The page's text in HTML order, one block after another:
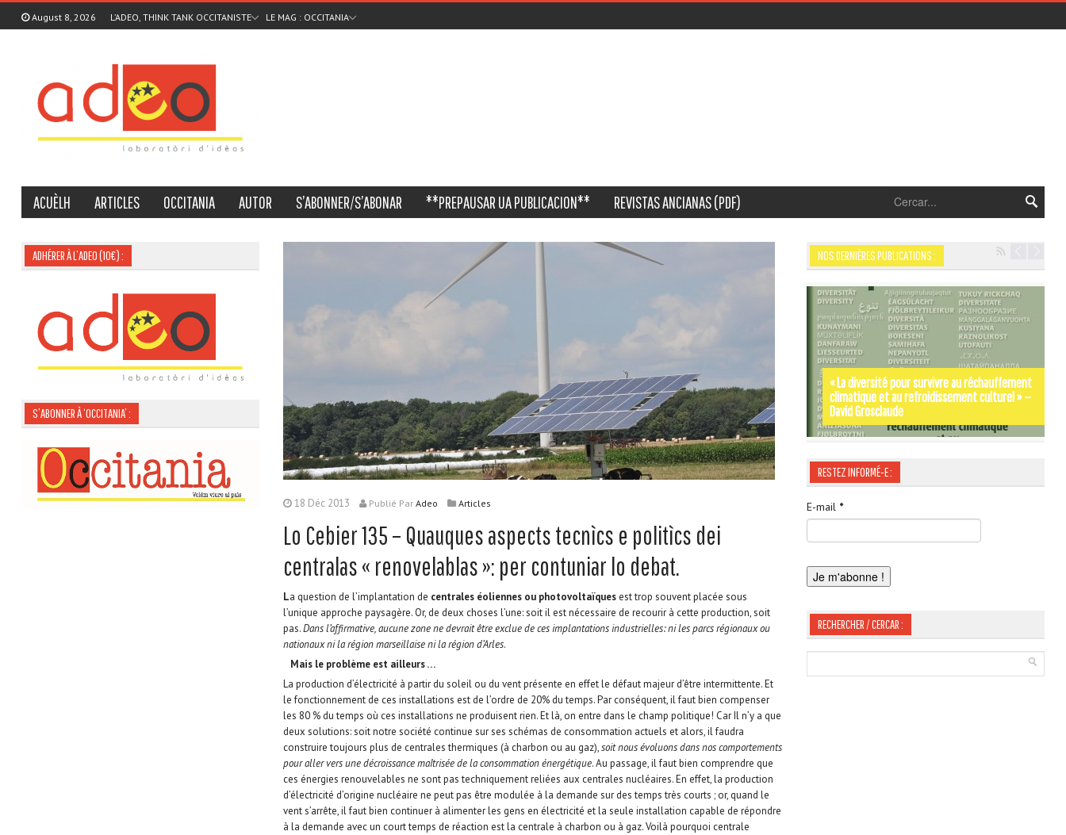
August 8, 2026 L’ADEO, THINK TANK OCCITANISTE LE MAG : OCCITANIA
ACUÈLH ARTICLES OCCITANIA AUTOR S’ABONNER/S’ABONAR **PREPAUSAR UA PUBLICACION** REVISTAS ANCIANAS (PDF)
ADHÉRER À L’ADEO (10€) :
S’ABONNER À ‘OCCITANIA’ :
18 Déc 2013 Publié Par Adeo Articles
Lo Cebier 135 – Quauques aspects tecnìcs e politìcs dei
centralas « renovelablas »: per contuniar lo debat.
La question de l’implantation de centrales éoliennes ou photovoltaïques est trop souvent placée sous
l’unique approche paysagère. Or, de deux choses l’une: soit il est nécessaire de recourir à cette production, soit
pas.Dans l’affirmative, aucune zone ne devrait être exclue de ces implantations industrielles: ni les parcs régionaux ou
nationaux ni la région marseillaise ni la région d’Arles.
Mais le problème est ailleurs …
La production d’électricité à partir du soleil ou du vent présente en effet le défaut majeur d’être intermittente. Et
le fonctionnement de ces installations est de l’ordre de 20% du temps. Par conséquent, il faut bien compenser
les 80 % du temps où ces installations ne produisent rien. Et là, on entre dans le champ politique! Car Il n’y a que
deux solutions: soit notre société continue sur ses schémas de consommation actuels et alors, il faudra
construire toujours plus de centrales thermiques (à charbon ou au gaz),soit nous évoluons dans nos comportements
pour aller vers une décroissance maîtrisée de la consommation énergétique. Au passage, il faut bien comprendre que
ces énergies renouvelables ne sont pas techniquement reliées aux centrales nucléaires. En effet, la production
d’électricité d’origine nucléaire ne peut pas être modulée à la demande sur des temps très courts ; or, quand le
vent s’arrête, il faut bien continuer à alimenter les gens en électricité et la seule installation capable de répondre
à la demande avec un court temps de réaction est la centrale à charbon ou à gaz. Voilà pourquoi centrale
NOS DERNIÈRES PUBLICATIONS :
Navigation
« La diversité pour survivre au réchauffement
climatique et au refroidissement culturel » —
David Grosclaude
Par les rues et les chemins de SIGNES-SIGNA –
Gérard Tautil
Occitània Moments d’Histoire de Jordi
LABOUYSSE
RESTEZ INFORMÉ-E :
E-mail *
RECHERCHER / CERCAR :